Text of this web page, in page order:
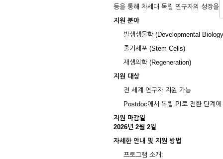
등을 통해 차세대 독립 연구자의 성장을
지원 분야
발생생물학 (Developmental
줄기세포 (Stem Cells)
재생의학 (Regeneration)
지원 대상
전 세계 연구자 지원 가능
Postdoc에서 독립 PI로 전환 단계에
지원 마감일
2026년 2월 2일
자세한 안내 및 지원 방법
프로그램 소개: